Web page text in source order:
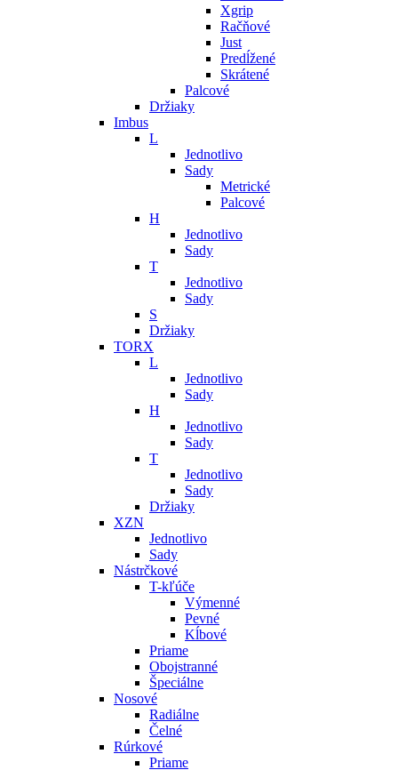
Xgrip
Račňové
Just
Predĺžené
Skrátené
Palcové
Držiaky
Imbus
L
Jednotlivo
Sady
Metrické
Palcové
H
Jednotlivo
Sady
T
Jednotlivo
Sady
S
Držiaky
TORX
L
Jednotlivo
Sady
H
Jednotlivo
Sady
T
Jednotlivo
Sady
Držiaky
XZN
Jednotlivo
Sady
Nástrčkové
T-kľúče
Výmenné
Pevné
Kĺbové
Priame
Obojstranné
Špeciálne
Nosové
Radiálne
Čelné
Rúrkové
Priame